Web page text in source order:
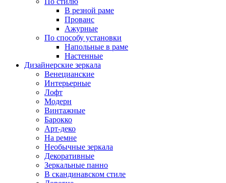
В резной раме
Прованс
Ажурные
По способу установки
Напольные в раме
Настенные
Дизайнерские зеркала
Венецианские
Интерьерные
Лофт
Модерн
Винтажные
Барокко
Арт-деко
На ремне
Необычные зеркала
Декоративные
Зеркальные панно
В скандинавском стиле